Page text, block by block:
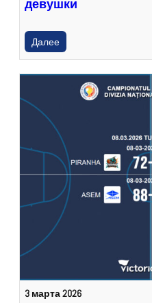
девушки
Далее
3 марта 2026